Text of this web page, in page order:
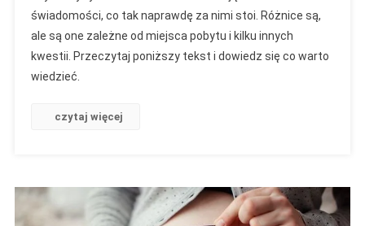
świadomości, co tak naprawdę za nimi stoi. Różnice są,
ale są one zależne od miejsca pobytu i kilku innych
kwestii. Przeczytaj poniższy tekst i dowiedz się co warto
wiedzieć.
czytaj więcej